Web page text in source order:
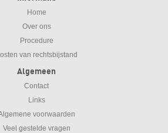
Home
Over ons
Procedure
van rechtsbijstand
Algemeen
Contact
Links
voorwaarden
Veel gestelde vragen